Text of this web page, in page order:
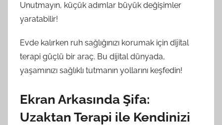
Unutmayın, küçük adımlar büyük değişimler
yaratabilir!
Evde kalırken ruh sağlığınızı korumak için dijital
terapi güçlü bir araç. Bu dijital dünyada,
yaşamınızı sağlıklı tutmanın yollarını keşfedin!
Ekran Arkasında Şifa:
Uzaktan Terapi ile Kendinizi